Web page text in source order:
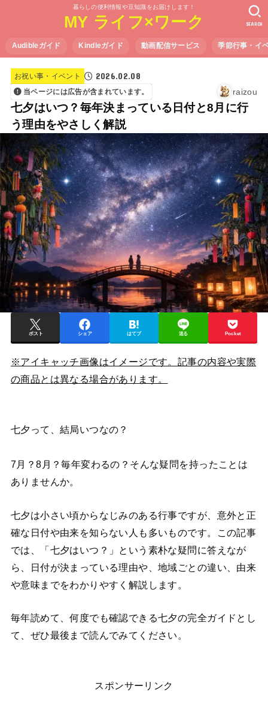
暮らしの便利情報や豆知識をお届けします！
MY ライフ×ワーク
Audibleガイド Kindleガイド 動画配信サービス 季節行事・イ
SEARCH
お祝い事・イベント 2026.02.08
当ページには広告が含まれています。 raizou
七夕はいつ？毎年決まっている日付と8月に行
う理由をやさしく解説
ポスト シェア はてブ 送る Pocket
※アイキャッチ画像はイメージです。記事の内容や実際
の商品とは異なる場合があります。
七夕って、結局いつなの？
7月？8月？毎年変わるの？そんな疑問を持ったことは
ありませんか。
七夕は小さい頃からなじみのある行事ですが、意外と正
確な日付や由来を知らない人も多いものです。この記事
では、「七夕はいつ？」という素朴な疑問に答えなが
ら、日付が決まっている理由や、地域ごとの違い、由来
や意味までをわかりやすく解説します。
毎年読めて、何度でも確認できる七夕の完全ガイドとし
て、ぜひ最後まで読んでみてください。
スポンサーリンク